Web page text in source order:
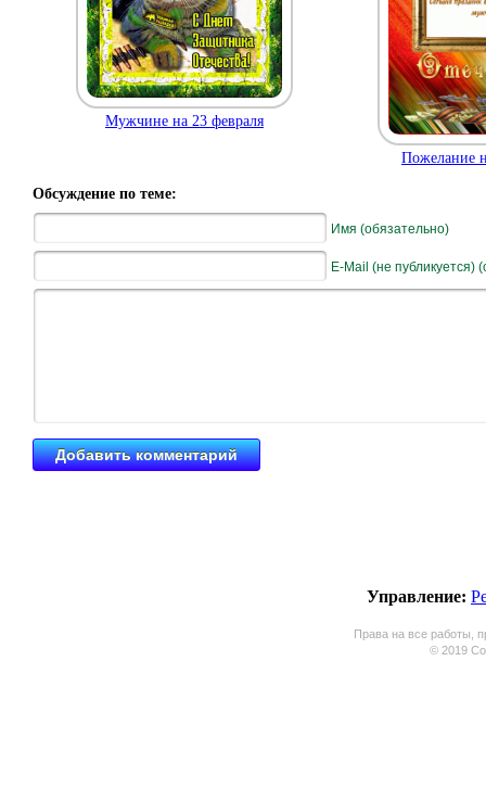
Мужчине на 23 февраля
Пожелание
Обсуждение по теме:
Имя (обязательно)
E-Mail (не публикуется)
Управление:
Права на все работы,
© 2019